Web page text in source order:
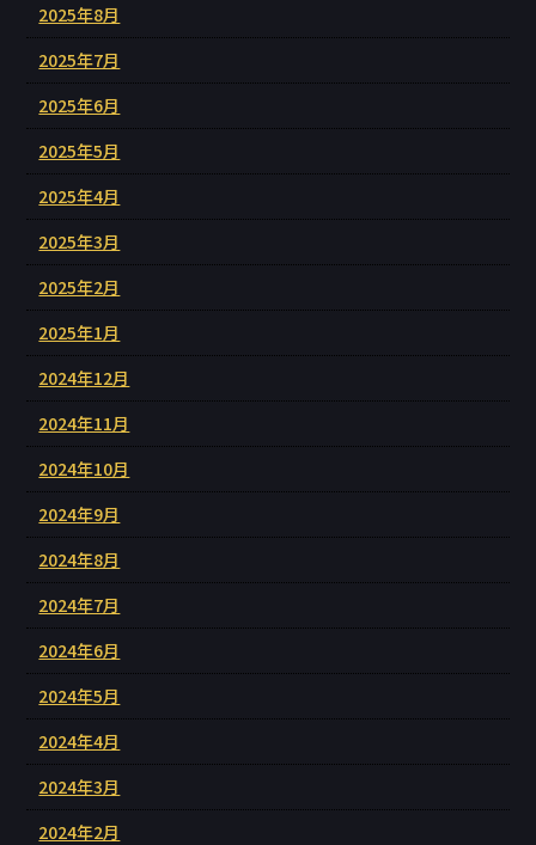
2025年8月
2025年7月
2025年6月
2025年5月
2025年4月
2025年3月
2025年2月
2025年1月
2024年12月
2024年11月
2024年10月
2024年9月
2024年8月
2024年7月
2024年6月
2024年5月
2024年4月
2024年3月
2024年2月